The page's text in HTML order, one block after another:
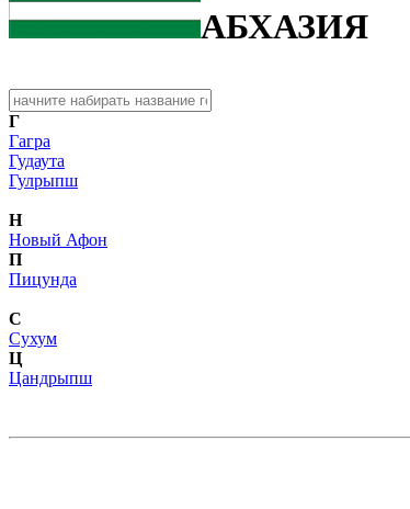
АБХАЗИЯ
Г
Гагра
Гудаута
Гулрыпш
Н
Новый Афон
П
Пицунда
С
Сухум
Ц
Цандрыпш